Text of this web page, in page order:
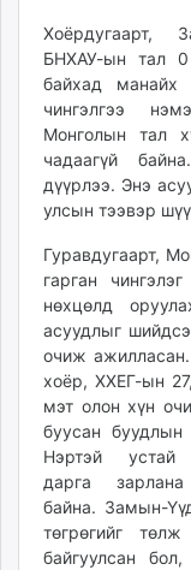
tumen.mn
shuum.mn
times.mn
tvmongolia.mn
mass.mn
unegui.mn
assa.mn
toim.mn
tac.mn
paparazzi.mn
unread.today
Хоёрдугаарт,
БНХАУ-ын тал 0
байхад манайх
чингэлгээ
Монголын тал
чадаагүй
дүүрлээ. Энэ
улсын тээвэр
Гуравдугаарт,
гарган
нөхцөлд
асуудлыг
очиж
хоёр, ХХЕГ-ын
мэт олон хүн
буусан
Нэртэй
дарга
байна. Замын-
төгрөгийг
байгуулсан